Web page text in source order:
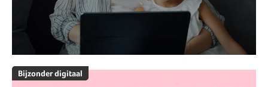
Bijzonder digitaal